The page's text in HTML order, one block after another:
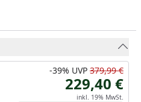
-39% UVP 379,99 €
229,40 €
inkl. 19% MwSt.